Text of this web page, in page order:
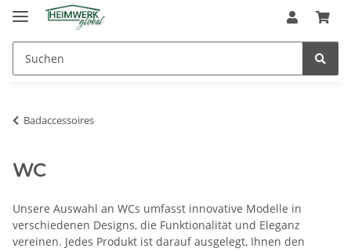
Badaccessoires
WC
Unsere Auswahl an WCs umfasst innovative Modelle in
verschiedenen Designs, die Funktionalität und Eleganz
vereinen. Jedes Produkt ist darauf ausgelegt, Ihnen den